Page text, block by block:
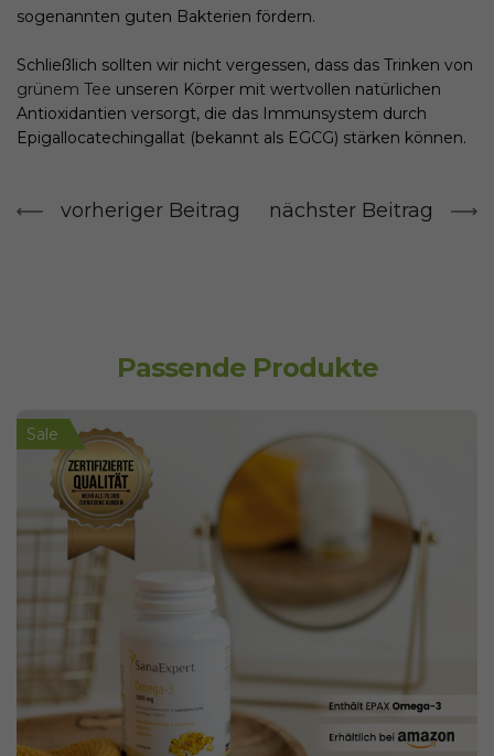
sogenannten guten Bakterien fördern.
Schließlich sollten wir nicht vergessen, dass das Trinken von
grünem Tee unseren Körper mit wertvollen natürlichen
Antioxidantien versorgt, die das Immunsystem durch
Epigallocatechingallat (bekannt als EGCG) stärken können.
vorheriger Beitrag nächster Beitrag
Passende Produkte
Sale